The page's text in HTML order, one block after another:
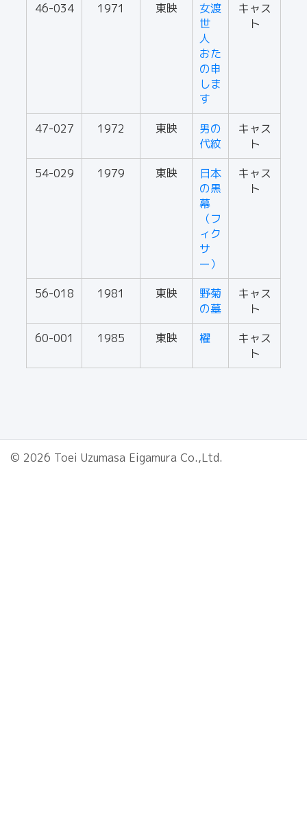
46-034 1971 東映
女渡
世
人
おた
の申
しま
す
キャス
ト
47-027 1972 東映
男の
代紋
キャス
ト
54-029
1979 東映
日本
の黒
幕
（フ
ィク
サ
ー）
キャス
ト
56-018 1981 東映
野菊
の墓
キャス
ト
60-001
1985 東映 櫂
キャス
ト
© 2026 Toei Uzumasa Eigamura Co.,Ltd.